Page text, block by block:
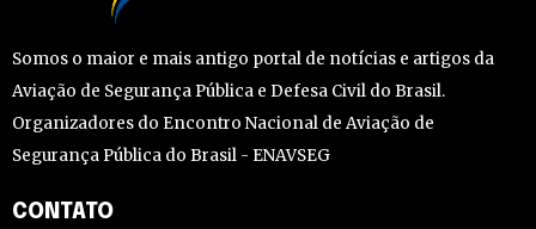
Somos o maior e mais antigo portal de notícias e artigos da
Aviação de Segurança Pública e Defesa Civil do Brasil.
Organizadores do Encontro Nacional de Aviação de
Segurança Pública do Brasil - ENAVSEG
CONTATO